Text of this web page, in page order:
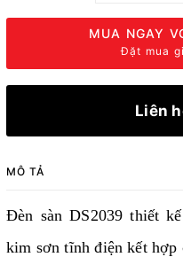
MUA NGAY
Đặt mua
Liên
MÔ TẢ
Đèn sàn DS2039 thiết
kim sơn tĩnh điện kết hợp